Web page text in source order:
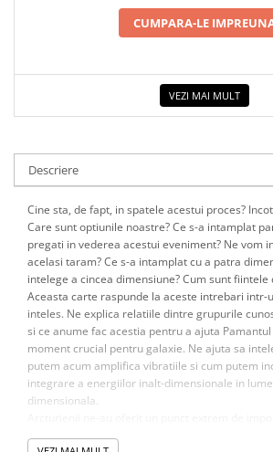
Culegeri Auxiliare
Enciclopedii
Kids Book Club
Legende istorice
Literatura Scolara
Elevi de 10 plus
Lecturi Scolare
Lumea Copilariei
Ma pregatesc pentru scoala
Manuale - Carte Scolara
Clasa a II-a
CUMPARA-LE
VEZI MAI MULT
Descriere
Cine sta, de fapt, in spatele acestui proces?
Care sunt optiunile noastre? Ce s-a intamplat
pregati in vederea acestui eveniment? Ne vom
acelasi taram? Ce s-a intamplat cu a patra
intelege a cincea dimensiune? Cum sunt fiintele
Aceasta carte raspunde la aceste intrebari intr-
inteles. Ne explica relatiile dintre grupurile
si ce anume fac acestia pentru a ajuta
moment crucial pentru galaxie. Ne ajuta sa
putem acum amplifica vibratiile si cum putem
integrare a energiilor inalt-dimensionale in
dimensionala.
sa ne concentram pentru accelerarea starii de